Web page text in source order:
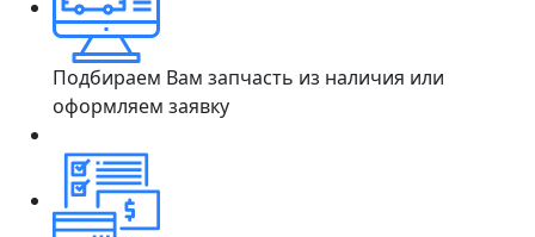
Подбираем Вам запчасть из наличия или
оформляем заявку